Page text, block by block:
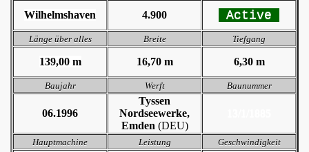
Wilhelmshaven 4.900 Active
Länge über alles Breite Tiefgang
139,00 m 16,70 m 6,30 m
Baujahr Werft Baunummer
06.1996
Tyssen
Nordseewerke,
Emden (DEU)
Hauptmachine Leistung Geschwindigkeit